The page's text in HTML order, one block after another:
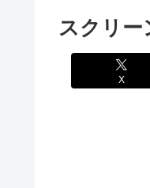
スクリー
X